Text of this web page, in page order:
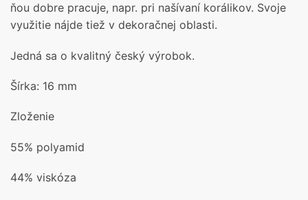
ňou dobre pracuje, napr. pri našívaní korálikov. Svoje
využitie nájde tiež v dekoračnej oblasti.
Jedná sa o kvalitný český výrobok.
Šírka: 16 mm
Zloženie
55% polyamid
44% viskóza